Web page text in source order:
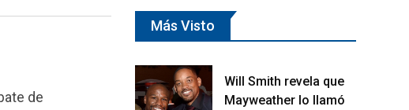
de
Más Visto
Will Smith revela que
Mayweather lo llamó